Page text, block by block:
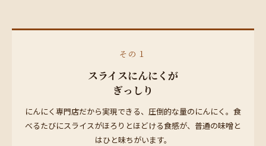
その１
スライスにんにくが
ぎっしり
にんにく専門店だから実現できる、圧倒的な量のにんにく。食
べるたびにスライスがほろりとほどける食感が、普通の味噌と
はひと味ちがいます。